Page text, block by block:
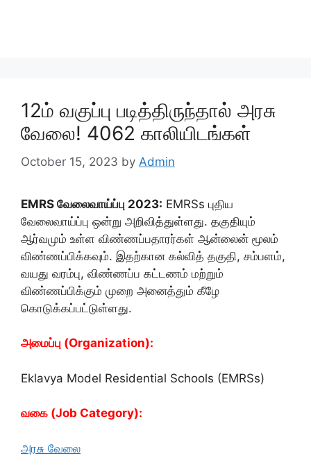
12ம் வகுப்பு படித்திருந்தால் அரசு
வேலை! 4062 காலியிடங்கள்
October 15, 2023 by Admin
EMRS வேலைவாய்ப்பு 2023: EMRSs புதிய
வேலைவாய்ப்பு ஒன்று அறிவித்துள்ளது. தகுதியும்
ஆர்வமும் உள்ள விண்ணப்பதாரர்கள் ஆன்லைன் மூலம்
விண்ணப்பிக்கவும். இதற்கான கல்வித் தகுதி, சம்பளம்,
வயது வரம்பு, விண்ணப்ப கட்டணம் மற்றும்
விண்ணப்பிக்கும் முறை அனைத்தும் கீழே
கொடுக்கப்பட்டுள்ளது.
அமைப்பு (Organization):
Eklavya Model Residential Schools (EMRSs)
வகை (Job Category):
அரசு வேலை